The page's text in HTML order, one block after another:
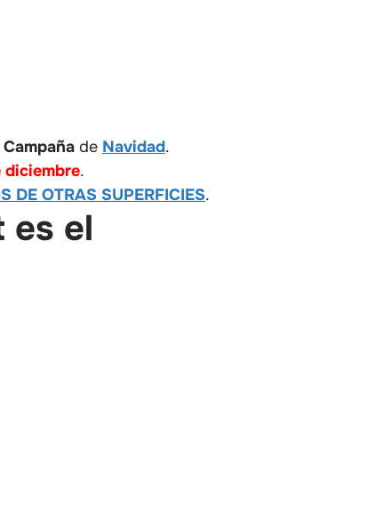
Campaña de Navidad.
diciembre.
DE OTRAS SUPERFICIES.
es el